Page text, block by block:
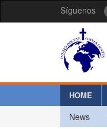
Síguenos
HOME
News